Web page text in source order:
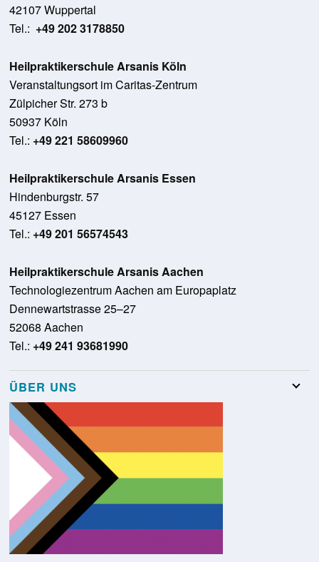
42107 Wuppertal
Tel.: +49 202 3178850
Heilpraktikerschule Arsanis Köln
Veranstaltungsort im Caritas-Zentrum
Zülpicher Str. 273 b
50937 Köln
Tel.: +49 221 58609960
Heilpraktikerschule Arsanis Essen
Hindenburgstr. 57
45127 Essen
Tel.: +49 201 56574543
Heilpraktikerschule Arsanis Aachen
Technologiezentrum Aachen am Europaplatz
Dennewartstrasse 25–27
52068 Aachen
Tel.: +49 241 93681990
ÜBER UNS
Team
Stellenangebote
Presse
Schulungsraumvermietung
Glossar
Kontakt